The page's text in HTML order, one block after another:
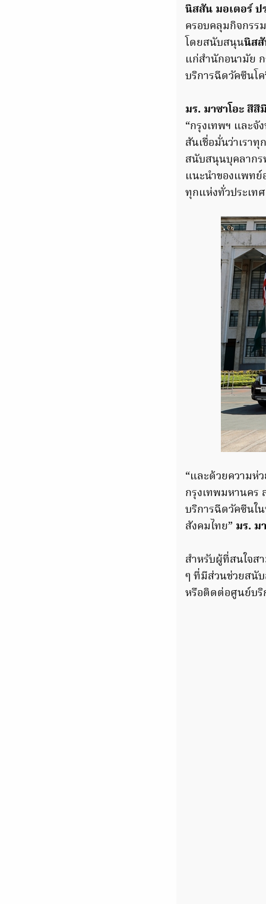
นิสสัน มอเตอร์ ป
ครอบคลุมกิจกรร
โดยสนับสนุนนิสสั
แก่สำนักอนามัย
บริการฉีดวัคซีนโ
มร. มาซาโอะ สึสึ
“กรุงเทพฯ และจั
สันเชื่อมั่นว่าเรา
สนับสนุนบุคลากร
แนะนำของแพทย์
ทุกแห่งทั่วประเท
“และด้วยความห่
กรุงเทพมหานคร
บริการฉีดวัคซีนใ
สังคมไทย” มร. ม
สำหรับผู้ที่สนใจส
ๆ ที่มีส่วนช่วยสนั
หรือติดต่อศูนย์บริ